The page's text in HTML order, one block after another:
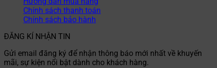
Chính sách thanh toán
Chính sách bảo hành
ĐĂNG KÍ NHẬN TIN
Gửi email đăng ký để nhận thông báo mới nhất về khuyến
mãi, sự kiện nổi bật dành cho khách hàng.